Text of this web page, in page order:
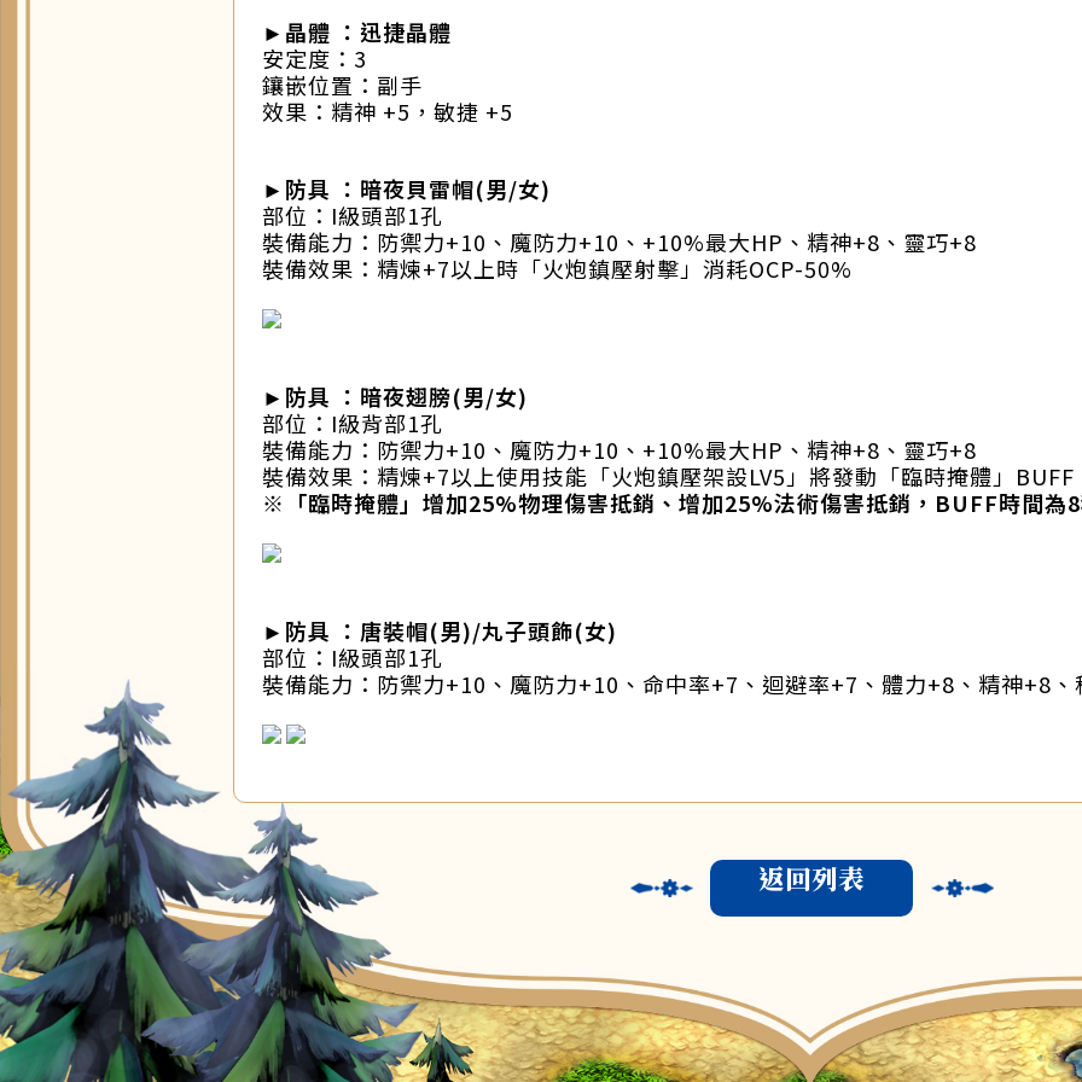
► 晶體 ：迅捷晶體
安定度：3
鑲嵌位置：副手
效果：精神 +5，敏捷 +5
►防具 ：暗夜貝雷帽(男/女)
部位：I級頭部1孔
裝備能力：防禦力+10、魔防力+10、+10%最大HP、精神+8、靈巧+8
裝備效果：精煉+7以上時「火炮鎮壓射擊」消耗OCP-50%
►防具 ：暗夜翅膀(男/女)
部位：I級背部1孔
裝備能力：防禦力+10、魔防力+10、+10%最大HP、精神+8、靈巧+8
裝備效果：精煉+7以上使用技能「火炮鎮壓架設LV5」將發動「臨時掩體」BUFF
※「臨時掩體」增加25%物理傷害抵銷、增加25%法術傷害抵銷，BUFF時間為
►防具 ：唐裝帽(男)/丸子頭飾(女)
部位：I級頭部1孔
裝備能力：防禦力+10、魔防力+10、命中率+7、迴避率+7、體力+8、精神+8
返回列表